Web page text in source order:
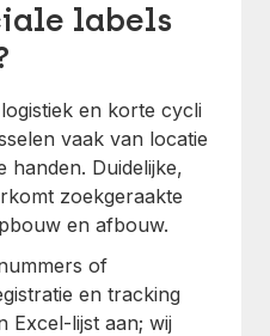
labels
en korte cycli
vaak van locatie
handen. Duidelijke,
zoekgeraakte
en afbouw.
of
en tracking
Excel-lijst aan; wij